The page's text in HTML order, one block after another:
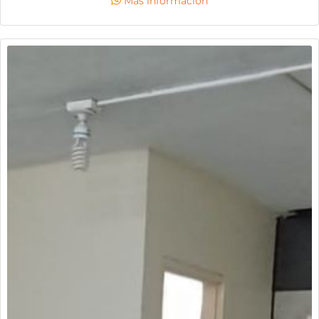
buscan establecer su negocio en un entorno moderno,
tu negocio al siguiente nivel!